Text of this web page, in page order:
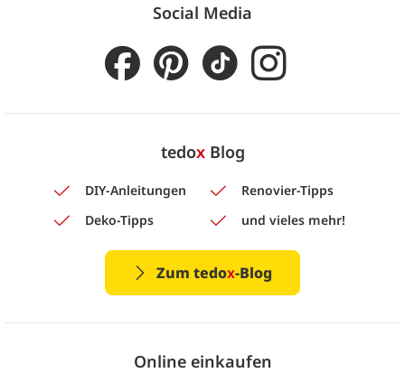
Social Media
tedoxBlog
DIY-Anleitungen
Renovier-Tipps
Deko-Tipps
und vieles mehr!
Zum tedox-Blog
Online einkaufen